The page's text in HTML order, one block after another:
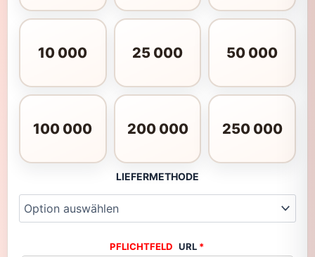
10 000 25 000 50 000
100 000 200 000 250 000
LIEFERMETHODE
URL *